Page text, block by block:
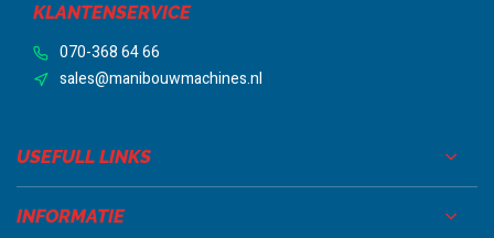
KLANTENSERVICE
070-368 64 66
sales@manibouwmachines.nl
USEFULL LINKS
INFORMATIE